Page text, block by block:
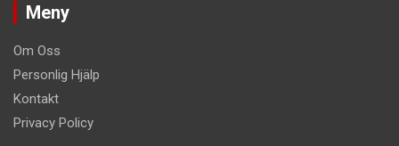
Meny
Om Oss
Personlig Hjälp
Kontakt
Privacy Policy